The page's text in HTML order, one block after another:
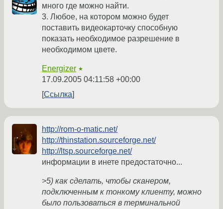
много где можно найти.
3. Любое, на котором можно будет
поставить видеокарточку способную
показать необходимое разрешение в
необходимом цвете.
Energizer ★
17.09.2005 04:11:58 +00:00
Ссылка
http://rom-o-matic.net/
http://thinstation.sourceforge.net/
http://ltsp.sourceforge.net/
информации в инете предостаточно...
>5) как сделать, чтобы сканером,
подключенным к тонкому клиенту, можно
было пользоваться в терминальной